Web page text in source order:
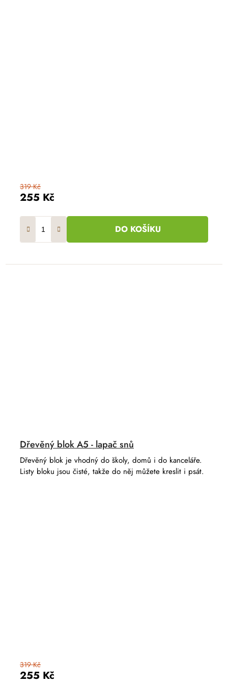
255 Kč
319 Kč
DO KOŠÍKU
Dřevěný blok A5 - lapač snů
255 Kč
319 Kč
Dřevěný blok je vhodný do školy, domů i do kanceláře.
Listy bloku jsou čisté, takže do něj můžete kreslit i psát.